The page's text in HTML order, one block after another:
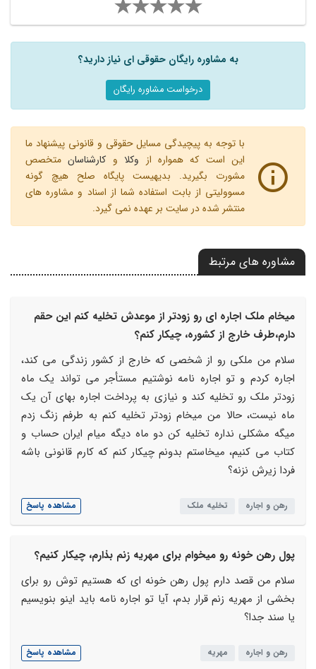
به مشاوره رایگان حقوقی ای نیاز دارید؟
درخواست مشاوره رایگان
با توجه به پیچیدگی مسایل حقوقی و قانونی پیشنهاد ما
این است که همواره از وکلاو کارشناسانمتخصص
مشورت بگیرید. بدیهیست پایگاه صلح هیچ گونه
مسوولیتی از بابت استفاده شما از اسناد و مشاوره های
منتشر شده در سایت بر عهده نمی گیرد.
مشاوره های مرتبط
میخام ملک اجاره ای رو زودتر از موعدش تخلیه کنم این حقم
دارم،طرف خارج از کشوره، چیکار کنم؟
سلام من ملکی رو از شخصی که خارج از کشور زندگی می کند،
اجاره کردم و تو اجاره نامه نوشتیم مستأجر می تواند یک ماه
زودتر ملک رو تخلیه کند و نیازی به پرداخت اجاره بهای آن یک
ماه نیست، حالا من میخام زودتر تخلیه کنم به طرفم زنگ زدم
میگه مشکلی نداره تخلیه کن دو ماه دیگه میام ایران حساب و
کتاب می کنیم، میخاستم بدونم چیکار کنم که کارم قانونی باشه
فردا زیرش نزنه؟
رهن و اجاره تخلیه ملک مشاهده پاسخ
پول رهن خونه رو میخوام برای مهریه زنم بذارم، چیکار کنیم؟
سلام من قصد دارم پول رهن خونه ای که هستیم توش رو برای
بخشی از مهریه زنم قرار بدم، آیا تو اجاره نامه باید اینو بنویسیم
یا سند جدا؟
رهن و اجاره مهریه مشاهده پاسخ